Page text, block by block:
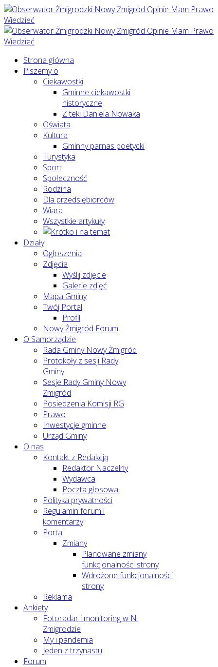
Strona główna
Piszemy o
Ciekawostki
Gminne ciekawostki
historyczne
Z teki Daniela Nowaka
Oświata
Kultura
Gminny parnas poetycki
Turystyka
Sport
Społeczność
Rodzina
Dla przedsiębiorców
Wiara
Wszystkie artykuły
Działy
Ogłoszenia
Zdjęcia
Wyślij zdjęcie
Galerie zdjęć
Mapa Gminy
Twój Portal
Profil
Nowy Żmigród Forum
O Samorządzie
Rada Gminy Nowy Żmigród
Protokoły z sesji Rady
Gminy
Sesje Rady Gminy Nowy
Żmigród
Posiedzenia Komisji RG
Prawo
Inwestycje gminne
Urząd Gminy
O nas
Kontakt z Redakcją
Redaktor Naczelny
Wydawca
Poczta głosowa
Polityka prywatności
Regulamin forum i
komentarzy
Portal
Zmiany
Planowane zmiany
funkcjonalności strony
Wdrożone funkcjonalności
strony
Reklama
Ankiety
Fotoradar i monitoring w N.
Żmigrodzie
My i pandemia
Jeden z trzynastu
Forum